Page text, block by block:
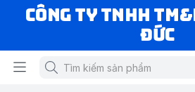
CÔNG TY TNHH
ĐỨC